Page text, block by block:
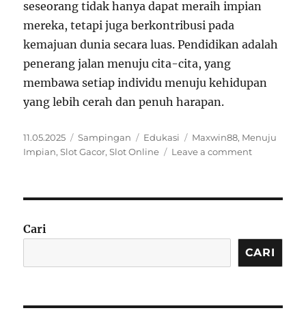
seseorang tidak hanya dapat meraih impian
mereka, tetapi juga berkontribusi pada
kemajuan dunia secara luas. Pendidikan adalah
penerang jalan menuju cita-cita, yang
membawa setiap individu menuju kehidupan
yang lebih cerah dan penuh harapan.
Posted
on
11.05.2025 Format
Sampingan Categories
Edukasi Tags
Maxwin88, Menuju
Impian,Slot Gacor,Slot Online Leave a commenton
Cari
CARI